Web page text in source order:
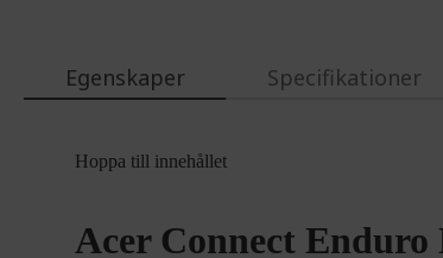
galleryEgenskaper Specifikationer